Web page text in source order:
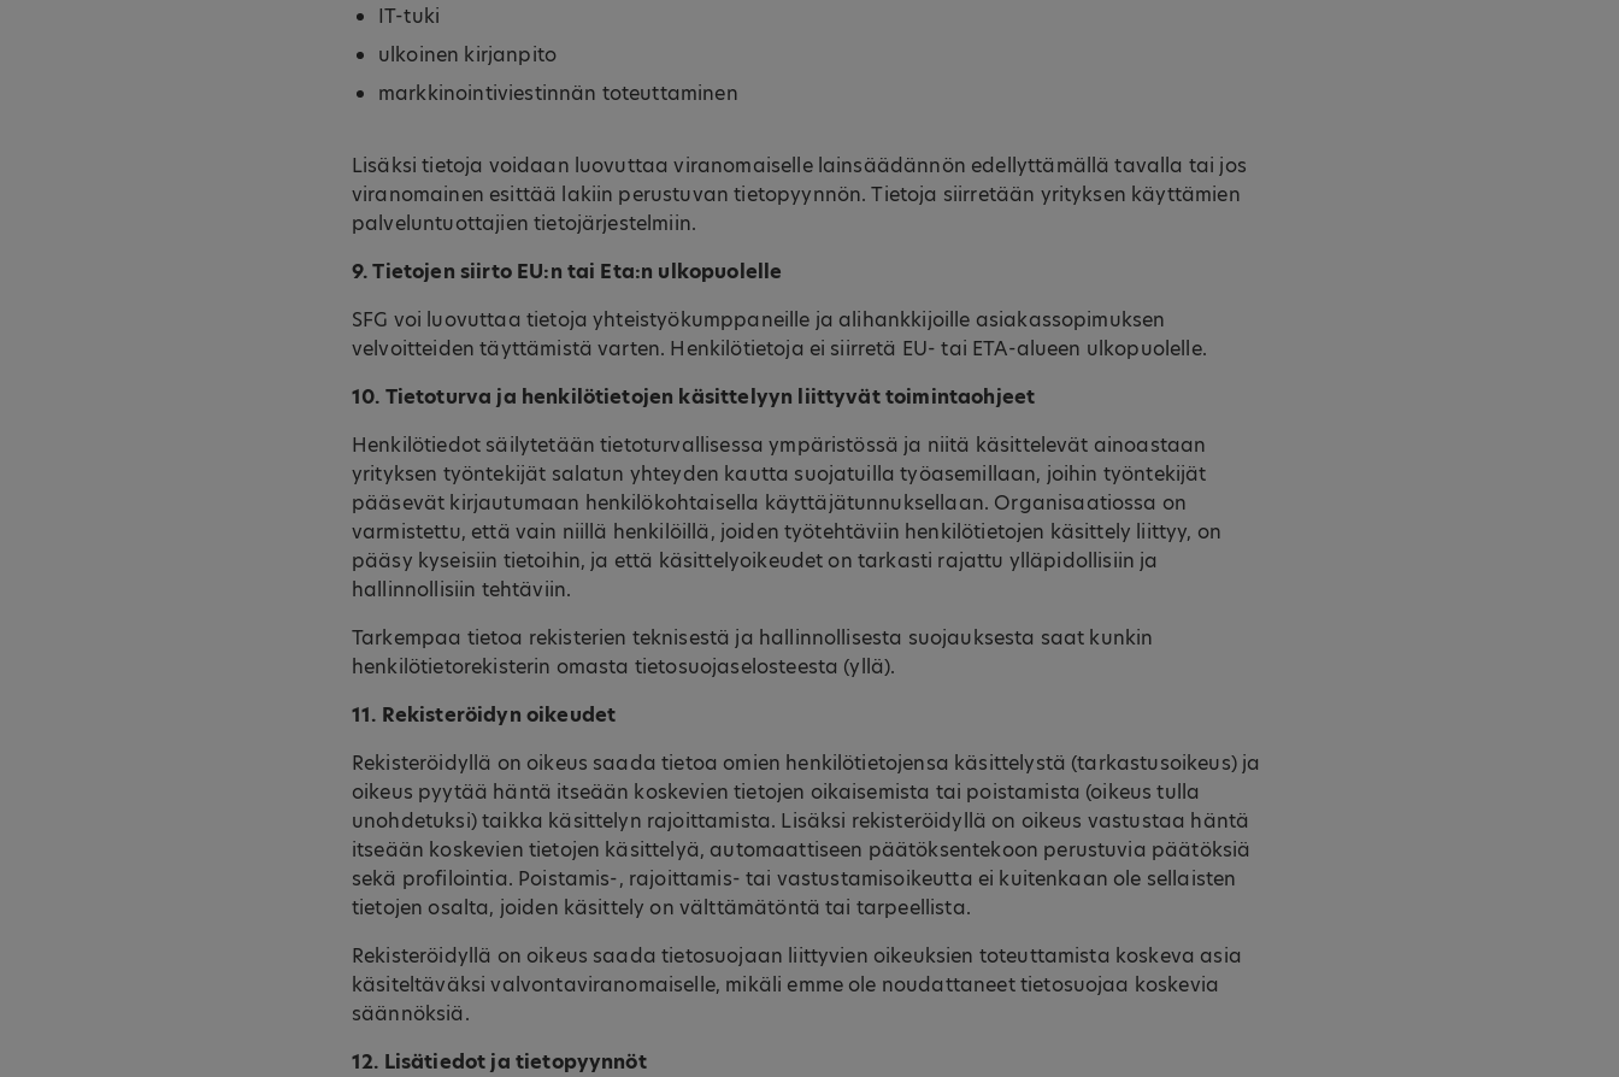
IT-tuki
ulkoinen kirjanpito
markkinointiviestinnän toteuttaminen
Lisäksi tietoja voidaan luovuttaa viranomaiselle lainsäädännön edellyttämällä tavalla tai jos
viranomainen esittää lakiin perustuvan tietopyynnön. Tietoja siirretään yrityksen käyttämien
palveluntuottajien tietojärjestelmiin.
9. Tietojen siirto EU:n tai Eta:n ulkopuolelle
SFG voi luovuttaa tietoja yhteistyökumppaneille ja alihankkijoille asiakassopimuksen
velvoitteiden täyttämistä varten. Henkilötietoja ei siirretä EU- tai ETA-alueen ulkopuolelle.
10. Tietoturva ja henkilötietojen käsittelyyn liittyvät toimintaohjeet
Henkilötiedot säilytetään tietoturvallisessa ympäristössä ja niitä käsittelevät ainoastaan
yrityksen työntekijät salatun yhteyden kautta suojatuilla työasemillaan, joihin työntekijät
pääsevät kirjautumaan henkilökohtaisella käyttäjätunnuksellaan. Organisaatiossa on
varmistettu, että vain niillä henkilöillä, joiden työtehtäviin henkilötietojen käsittely liittyy, on
pääsy kyseisiin tietoihin, ja että käsittelyoikeudet on tarkasti rajattu ylläpidollisiin ja
hallinnollisiin tehtäviin.
Tarkempaa tietoa rekisterien teknisestä ja hallinnollisesta suojauksesta saat kunkin
henkilötietorekisterin omasta tietosuojaselosteesta (yllä).
11. Rekisteröidyn oikeudet
Rekisteröidyllä on oikeus saada tietoa omien henkilötietojensa käsittelystä (tarkastusoikeus) ja
oikeus pyytää häntä itseään koskevien tietojen oikaisemista tai poistamista (oikeus tulla
unohdetuksi) taikka käsittelyn rajoittamista. Lisäksi rekisteröidyllä on oikeus vastustaa häntä
itseään koskevien tietojen käsittelyä, automaattiseen päätöksentekoon perustuvia päätöksiä
sekä profilointia. Poistamis-, rajoittamis- tai vastustamisoikeutta ei kuitenkaan ole sellaisten
tietojen osalta, joiden käsittely on välttämätöntä tai tarpeellista.
Rekisteröidyllä on oikeus saada tietosuojaan liittyvien oikeuksien toteuttamista koskeva asia
käsiteltäväksi valvontaviranomaiselle, mikäli emme ole noudattaneet tietosuojaa koskevia
säännöksiä.
12. Lisätiedot ja tietopyynnöt